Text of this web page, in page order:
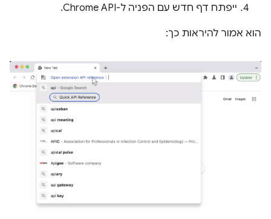
ייפתח דף חדש עם הפניה ל-Chrome API.
הוא אמור להיראות כך: